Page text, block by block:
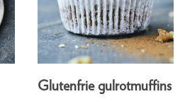
Glutenfrie gulrotmuffins